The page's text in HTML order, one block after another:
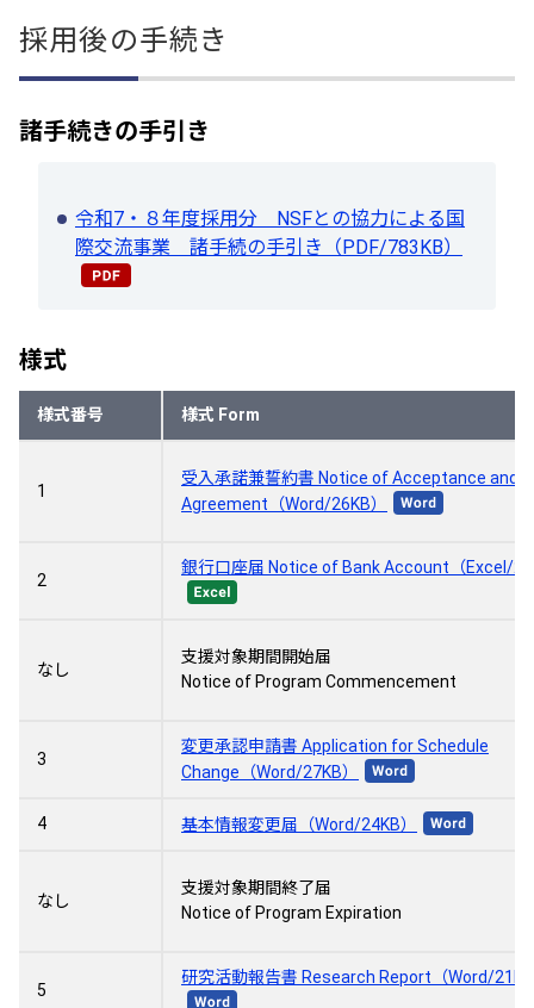
採用後の手続き
諸手続きの手引き
令和7・８年度採用分 NSFとの協力による国
際交流事業 諸手続の手引き（PDF/783KB）
様式
様式番号 様式 Form
1
受入承諾兼誓約書 Notice of Acceptance and
Agreement（Word/26KB）
2
銀行口座届 Notice of Bank Account（Excel/
なし
支援対象期間開始届
Notice of Program Commencement
3
変更承認申請書 Application for Schedule
Change（Word/27KB）
4 基本情報変更届（Word/24KB）
なし
支援対象期間終了届
Notice of Program Expiration
5
研究活動報告書 Research Report（Word/